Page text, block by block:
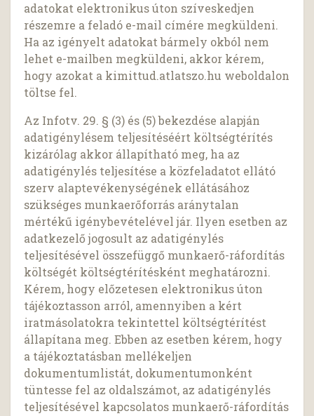
adatokat elektronikus úton szíveskedjen
részemre a feladó e-mail címére megküldeni.
Ha az igényelt adatokat bármely okból nem
lehet e-mailben megküldeni, akkor kérem,
hogy azokat a kimittud.atlatszo.hu weboldalon
töltse fel.
Az Infotv. 29. § (3) és (5) bekezdése alapján
adatigénylésem teljesítéséért költségtérítés
kizárólag akkor állapítható meg, ha az
adatigénylés teljesítése a közfeladatot ellátó
szerv alaptevékenységének ellátásához
szükséges munkaerőforrás aránytalan
mértékű igénybevételével jár. Ilyen esetben az
adatkezelő jogosult az adatigénylés
teljesítésével összefüggő munkaerő-ráfordítás
költségét költségtérítésként meghatározni.
Kérem, hogy előzetesen elektronikus úton
tájékoztasson arról, amennyiben a kért
iratmásolatokra tekintettel költségtérítést
állapítana meg. Ebben az esetben kérem, hogy
a tájékoztatásban mellékeljen
dokumentumlistát, dokumentumonként
tüntesse fel az oldalszámot, az adatigénylés
teljesítésével kapcsolatos munkaerő-ráfordítás